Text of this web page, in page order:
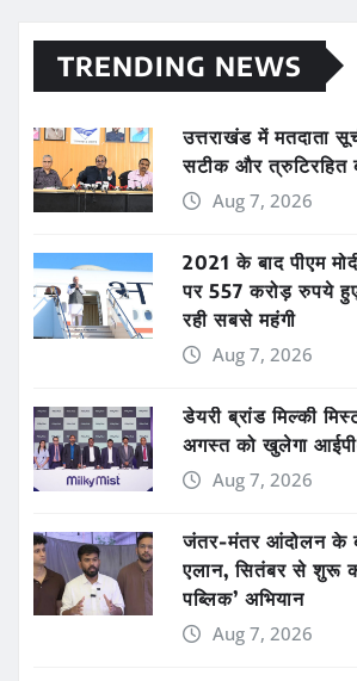
TRENDING NEWS
उत्तराखंड में मतदाता
सटीक और त्रुटिरहित
Aug 7, 2026
2021 के बाद पीएम
पर 557 करोड़ रुपये
रही सबसे महंगी
Aug 7, 2026
डेयरी ब्रांड मिल्की
अगस्त को खुलेगा
Aug 7, 2026
जंतर-मंतर आंदोलन के
एलान, सितंबर से शुरू
पब्लिक’ अभियान
Aug 7, 2026